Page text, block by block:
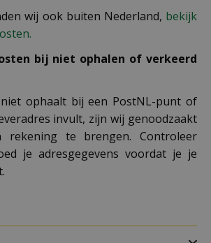
wij ook buiten Nederland, bekijk
bij niet ophalen of verkeerd
ophaalt bij een PostNL-punt of
invult, zijn wij genoodzaakt
te brengen. Controleer
je adresgegevens voordat je je